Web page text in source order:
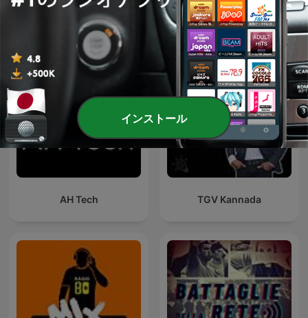
海外のテクノロジーポッドキャスト
AH Tech TGV Kannada
インストール